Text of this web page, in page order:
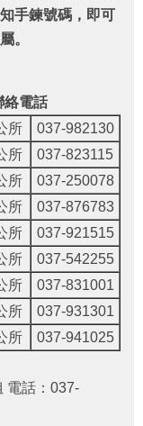
手鍊號碼，即可
。
絡電話
所
037-982130
所
037-823115
所
037-250078
所
037-876783
所
037-921515
所
037-542255
所
037-831001
所
037-931301
所 037-941025
電話：037-